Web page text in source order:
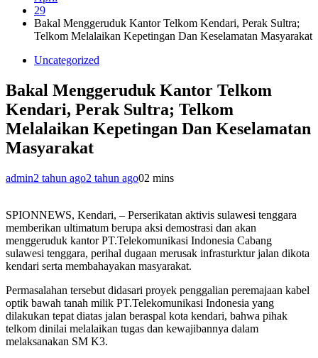
29
Bakal Menggeruduk Kantor Telkom Kendari, Perak Sultra;
Telkom Melalaikan Kepetingan Dan Keselamatan Masyarakat
Uncategorized
Bakal Menggeruduk Kantor Telkom
Kendari, Perak Sultra; Telkom
Melalaikan Kepetingan Dan Keselamatan
Masyarakat
admin2 tahun ago2 tahun ago02 mins
SPIONNEWS, Kendari, – Perserikatan aktivis sulawesi tenggara
memberikan ultimatum berupa aksi demostrasi dan akan
menggeruduk kantor PT.Telekomunikasi Indonesia Cabang
sulawesi tenggara, perihal dugaan merusak infrasturktur jalan dikota
kendari serta membahayakan masyarakat.
Permasalahan tersebut didasari proyek penggalian peremajaan kabel
optik bawah tanah milik PT.Telekomunikasi Indonesia yang
dilakukan tepat diatas jalan beraspal kota kendari, bahwa pihak
telkom dinilai melalaikan tugas dan kewajibannya dalam
melaksanakan SM K3.